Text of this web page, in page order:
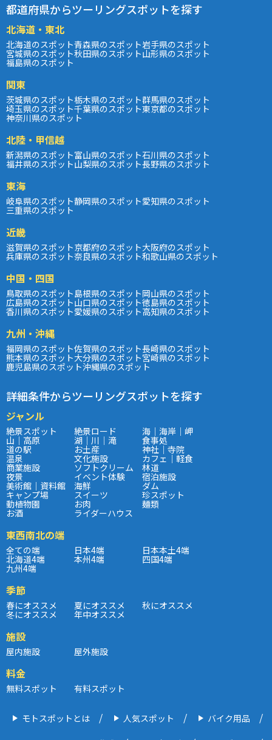
都道府県からツーリングスポットを探す
北海道・東北
北海道のスポット青森県のスポット岩手県のスポット
宮城県のスポット秋田県のスポット山形県のスポット
福島県のスポット
関東
茨城県のスポット栃木県のスポット群馬県のスポット
埼玉県のスポット千葉県のスポット東京都のスポット
神奈川県のスポット
北陸・甲信越
新潟県のスポット富山県のスポット石川県のスポット
福井県のスポット山梨県のスポット長野県のスポット
東海
岐阜県のスポット静岡県のスポット愛知県のスポット
三重県のスポット
近畿
滋賀県のスポット京都府のスポット大阪府のスポット
兵庫県のスポット奈良県のスポット和歌山県のスポット
中国・四国
鳥取県のスポット島根県のスポット岡山県のスポット
広島県のスポット山口県のスポット徳島県のスポット
香川県のスポット愛媛県のスポット高知県のスポット
九州・沖縄
福岡県のスポット佐賀県のスポット長崎県のスポット
熊本県のスポット大分県のスポット宮崎県のスポット
鹿児島県のスポット沖縄県のスポット
詳細条件からツーリングスポットを探す
ジャンル
絶景スポット 絶景ロード 海｜海岸｜岬
山｜高原 湖｜川｜滝 食事処
道の駅 お土産 神社｜寺院
温泉 文化施設 カフェ｜軽食
商業施設 ソフトクリーム 林道
夜景 イベント体験 宿泊施設
美術館｜資料館 海鮮 ダム
キャンプ場 スイーツ 珍スポット
動植物園 お肉 麺類
お酒 ライダーハウス
東西南北の端
全ての端 日本4端 日本本土4端
北海道4端 本州4端 四国4端
九州4端
季節
春にオススメ 夏にオススメ 秋にオススメ
冬にオススメ 年中オススメ
施設
屋内施設 屋外施設
料金
無料スポット 有料スポット
モトスポットとは 人気スポット バイク用品